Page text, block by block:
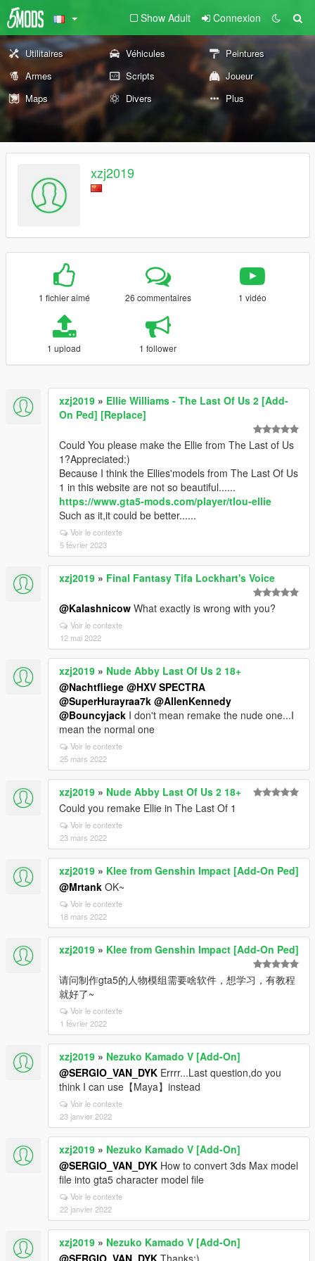
Show Adult Connexion
Utilitaires Véhicules
Peintures
Armes
Scripts
Joueur
Maps
Divers Plus
xzj2019
1 fichier aimé 26 commentaires 1 vidéo
1 upload 1 follower
xzj2019 » Ellie Williams - The Last Of Us 2 [Add-
On Ped] [Replace]
Could You please make the Ellie from The Last of Us
1?Appreciated:)
Because I think the Ellies'models from The Last Of Us
1 in this website are not so beautiful......
https://www.gta5-mods.com/player/tlou-ellie
Such as it,it could be better......
Voir le contexte
5 février 2023
xzj2019 » Final Fantasy Tifa Lockhart's Voice
@Kalashnicow What exactly is wrong with you?
Voir le contexte
12 mai 2022
xzj2019 » Nude Abby Last Of Us 2 18+
@Nachtfliege @HXV SPECTRA
@SuperHurayraa7k @AllenKennedy
@Bouncyjack I don't mean remake the nude one...I
mean the normal one
Voir le contexte
25 mars 2022
xzj2019 » Nude Abby Last Of Us 2 18+
Could you remake Ellie in The Last Of 1
Voir le contexte
23 mars 2022
xzj2019 » Klee from Genshin Impact [Add-On Ped]
@Mrtank OK~
Voir le contexte
18 mars 2022
xzj2019 » Klee from Genshin Impact [Add-On Ped]
请问制作gta5的人物模组需要啥软件，想学习，有教程
就好了~
Voir le contexte
1 février 2022
xzj2019 » Nezuko Kamado V [Add-On]
@SERGIO_VAN_DYK Errrr...Last question,do you
think I can use【Maya】instead
Voir le contexte
23 janvier 2022
xzj2019 » Nezuko Kamado V [Add-On]
@SERGIO_VAN_DYK How to convert 3ds Max model
file into gta5 character model file
Voir le contexte
22 janvier 2022
xzj2019 » Nezuko Kamado V [Add-On]
@SERGIO_VAN_DYK Thanks:)